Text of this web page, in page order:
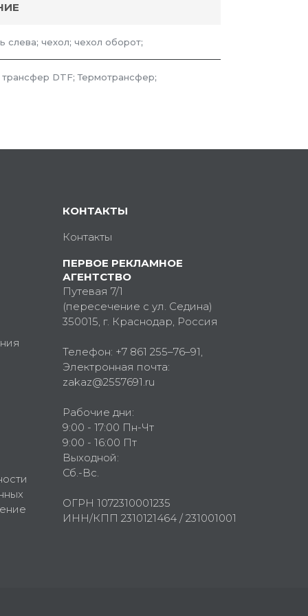
слева; чехол; чехол оборот;
DTF; Термотрансфер;
КОНТАКТЫ
Контакты
ПЕРВОЕ РЕКЛАМНОЕ
АГЕНТСТВО
Путевая 7/1
(пересечение с ул. Седина)
350015 , г. Краснодар, Россия
Телефон: +7 861 255–76–91
Электронная почта:
zakaz@2557691.ru
Рабочие дни:
9:00 - 17:00 Пн-Чт
9:00 - 16:00 Пт
Выходной:
Сб.-Вс.
ОГРН 1072310001235
ИНН/КПП 2310121464 / 231001001